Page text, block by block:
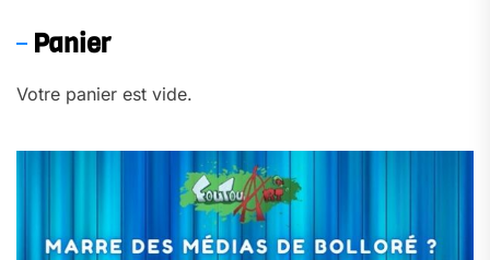
Panier
Votre panier est vide.